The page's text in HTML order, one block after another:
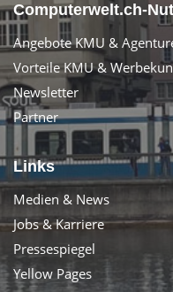
Computerwelt.ch-
Angebote KMU &
Vorteile KMU &
Newsletter
Partner
Links
Medien & News
Jobs & Karriere
Pressespiegel
Yellow Pages